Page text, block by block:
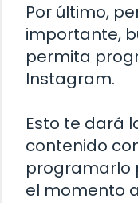
Por último,
importante,
permita
Instagram.
Esto te dará
contenido
programarlo
el momento